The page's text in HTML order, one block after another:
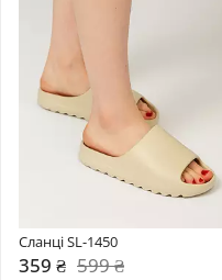
Сланці SL-1450
359 ₴ 599 ₴